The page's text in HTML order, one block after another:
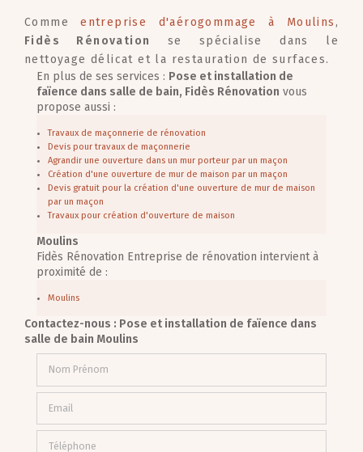
Commeentreprise d'aérogommage à Moulins ,
Fidès Rénovation
se spécialise dans le
nettoyage délicat et la restauration de surfaces.
En plus de ses services : Pose et installation de
faïence dans salle de bain, Fidès Rénovation vous
propose aussi :
Travaux de maçonnerie de rénovation
Devis pour travaux de maçonnerie
Agrandir une ouverture dans un mur porteur par un maçon
Création d'une ouverture de mur de maison par un maçon
Devis gratuit pour la création d'une ouverture de mur de maison
par un maçon
Travaux pour création d'ouverture de maison
Moulins
Fidès Rénovation Entreprise de rénovation intervient à
proximité de :
Moulins
Contactez-nous : Pose et installation de faïence dans
salle de bain Moulins